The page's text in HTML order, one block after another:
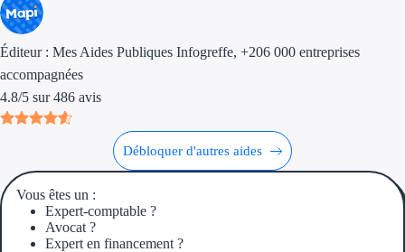
Aides Région
Aides Région
Aides Région
Éditeur : Mes Aides Publiques Infogreffe, +206 000 entreprises
accompagnées
4.8/5 sur 486 avis
Débloquer d'autres aides
Vous êtes un :
Expert-comptable ?
Avocat ?
Expert en financement ?